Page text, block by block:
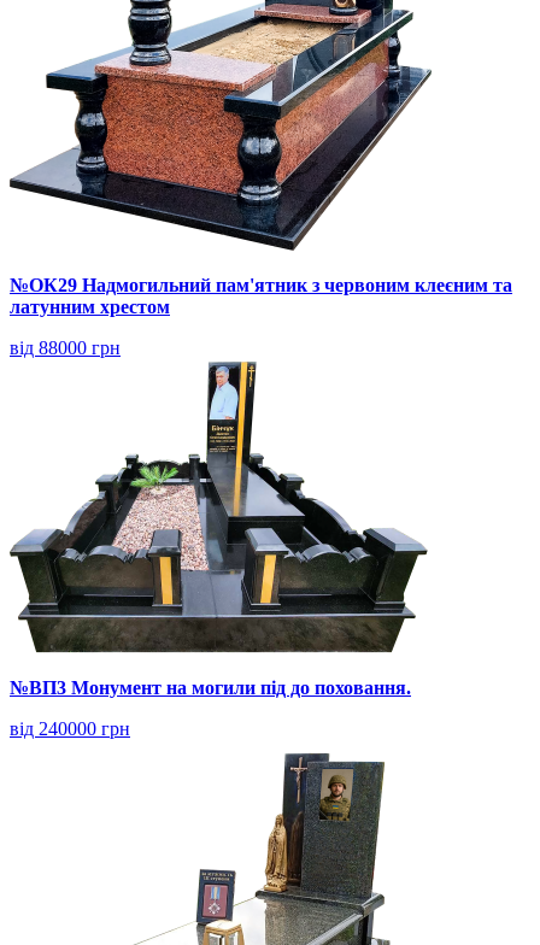
№ОК29 Надмогильний пам'ятник з червоним клеєним та
латунним хрестом
від 88000 грн
№ВП3 Монумент на могили під до поховання.
від 240000 грн